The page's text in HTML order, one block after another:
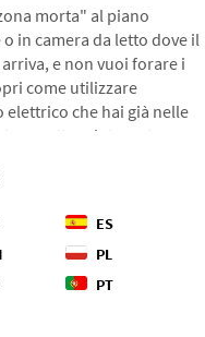
dati freschi del 2026,
il divario abissale tra le
e la realtà, e offriremo
concreti per tenere
controllo le proprie
morta" al piano
in camera da letto dove il
e non vuoi forare i
come utilizzare
che hai già nelle
trasmettere internet
ti mostreremo come
perché riesce a gestire lo
4K e i giochi, e a cosa fare
con le vecchie
ES
PL
PT